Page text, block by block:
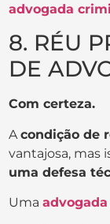
advogada
8. RÉU
DE
Com certeza.
Acondição de
vantajosa, mas
uma defesa
Uma